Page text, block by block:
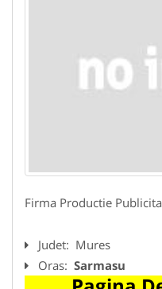
Firma Productie
Judet: Mures
Oras: Sarmasu